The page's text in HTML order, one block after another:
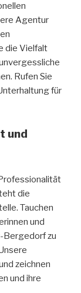
Agentur
die Vielfalt
Rufen Sie
für
und
die
Tauchen
und
Bergedorf zu
zeichnen
und ihre